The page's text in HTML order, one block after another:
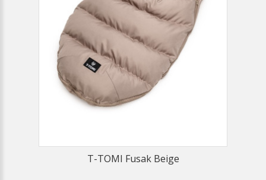
T-TOMI Fusak Beige